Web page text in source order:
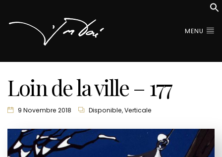
MENU
Loin de la ville – 177
9 Novembre 2018 Disponible,Verticale